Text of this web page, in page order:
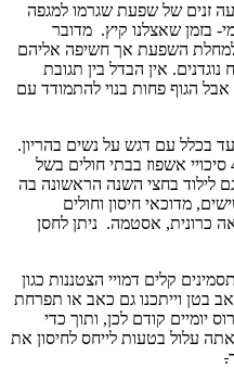
זנים של שפעת שגרמו למגפה
בזמן שאצלנו קיץ. מדובר
למחלת השפעת אך חשיפה אליהם
אין הבדל בין תגובת
אבל הגוף פחות בנוי להתמודד עם
בכלל עם דגש על נשים בהריון.
חיסון בכל שלבי ההיריון מפחית ב-40% סיכויי אשפוז בבתי חולים בשל
לילוד בחצי השנה הראשונה בה
מדוכאי חיסון וחולים
כרונית, אסטמה. ניתן לחסן
קלים דמויי הצטננות כגון
בטן וייתכנו גם כאב או תפרחת
יומיים קודם לכן, ותוך כדי
עלול בטעות לייחס לחיסון את
.